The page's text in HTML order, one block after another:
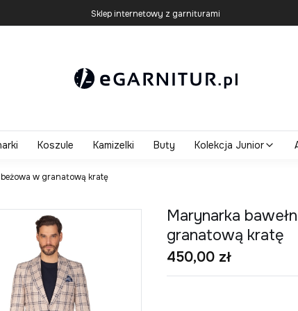
Sklep internetowy z garniturami
Koszule Kamizelki Buty Kolekcja Junior
w granatową kratę
Marynarka
granatową kratę
Cena
450,00 zł